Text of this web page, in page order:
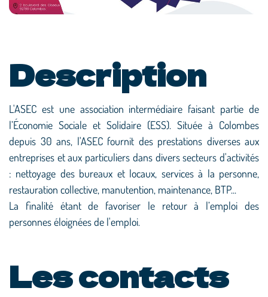
Description
L'ASEC est une association intermédiaire faisant partie de
l’Économie Sociale et Solidaire (ESS). Située à Colombes
depuis 30 ans, l'ASEC fournit des prestations diverses aux
entreprises et aux particuliers dans divers secteurs d'activités
: nettoyage des bureaux et locaux, services à la personne,
restauration collective, manutention, maintenance, BTP...
La finalité étant de favoriser le retour à l’emploi des
personnes éloignées de l'emploi.
Les contacts